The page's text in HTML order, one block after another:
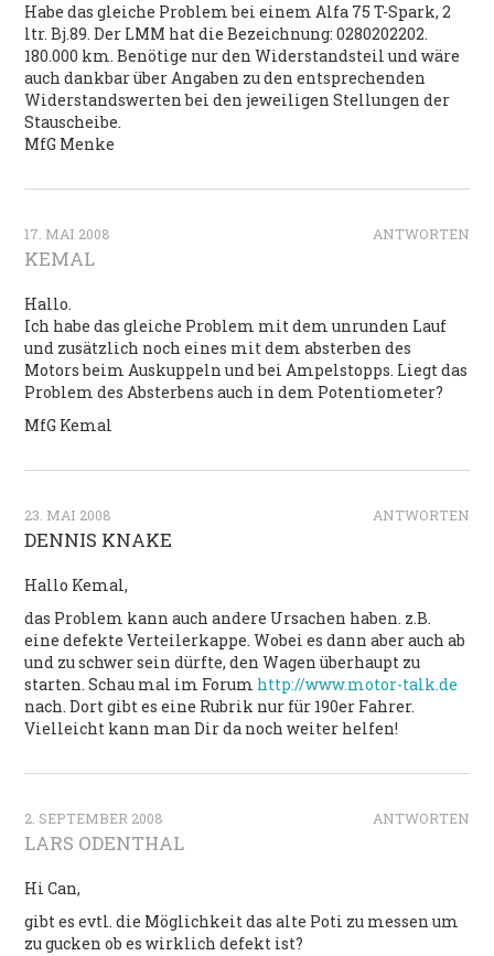
Habe das gleiche Problem bei einem Alfa 75 T-Spark, 2
ltr. Bj.89. Der LMM hat die Bezeichnung: 0280202202.
180.000 km. Benötige nur den Widerstandsteil und wäre
auch dankbar über Angaben zu den entsprechenden
Widerstandswerten bei den jeweiligen Stellungen der
Stauscheibe.
MfG Menke
ANTWORTEN
17. MAI 2008
KEMAL
Hallo.
Ich habe das gleiche Problem mit dem unrunden Lauf
und zusätzlich noch eines mit dem absterben des
Motors beim Auskuppeln und bei Ampelstopps. Liegt das
Problem des Absterbens auch in dem Potentiometer?
MfG Kemal
ANTWORTEN
23. MAI 2008
DENNIS KNAKE
Hallo Kemal,
das Problem kann auch andere Ursachen haben. z.B.
eine defekte Verteilerkappe. Wobei es dann aber auch ab
und zu schwer sein dürfte, den Wagen überhaupt zu
starten. Schau mal im Forum http://www.motor-talk.de
nach. Dort gibt es eine Rubrik nur für 190er Fahrer.
Vielleicht kann man Dir da noch weiter helfen!
ANTWORTEN
2. SEPTEMBER 2008
LARS ODENTHAL
Hi Can,
gibt es evtl. die Möglichkeit das alte Poti zu messen um
zu gucken ob es wirklich defekt ist?